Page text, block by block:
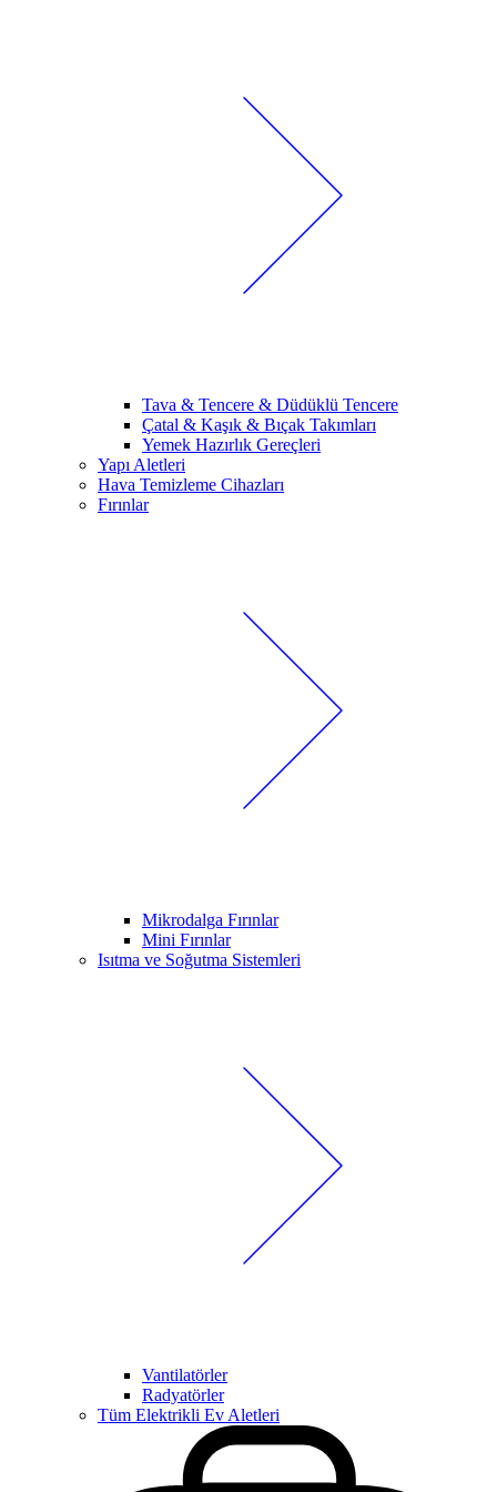
Tava & Tencere & Düdüklü Tencere
Çatal & Kaşık & Bıçak Takımları
Yemek Hazırlık Gereçleri
Yapı Aletleri
Hava Temizleme Cihazları
Fırınlar
Mikrodalga Fırınlar
Mini Fırınlar
Isıtma ve Soğutma Sistemleri
Vantilatörler
Radyatörler
Tüm Elektrikli Ev Aletleri